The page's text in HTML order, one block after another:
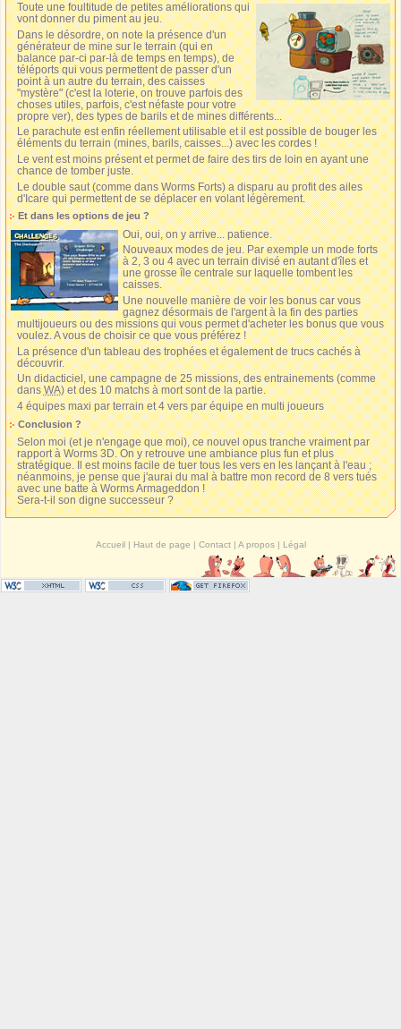
Toute une foultitude de petites améliorations qui
vont donner du piment au jeu.
Dans le désordre, on note la présence d'un
générateur de mine sur le terrain (qui en
balance par-ci par-là de temps en temps), de
téléports qui vous permettent de passer d'un
point à un autre du terrain, des caisses
"mystère" (c'est la loterie, on trouve parfois des
choses utiles, parfois, c'est néfaste pour votre
propre ver), des types de barils et de mines différents...
Le parachute est enfin réellement utilisable et il est possible de bouger les
éléments du terrain (mines, barils, caisses...) avec les cordes !
Le vent est moins présent et permet de faire des tirs de loin en ayant une
chance de tomber juste.
Le double saut (comme dans Worms Forts) a disparu au profit des ailes
d'Icare qui permettent de se déplacer en volant légèrement.
Et dans les options de jeu ?
Oui, oui, on y arrive... patience.
Nouveaux modes de jeu. Par exemple un mode forts
à 2, 3 ou 4 avec un terrain divisé en autant d'îles et
une grosse île centrale sur laquelle tombent les
caisses.
Une nouvelle manière de voir les bonus car vous
gagnez désormais de l'argent à la fin des parties
multijoueurs ou des missions qui vous permet d'acheter les bonus que vous
voulez. A vous de choisir ce que vous préférez !
La présence d'un tableau des trophées et également de trucs cachés à
découvrir.
Un didacticiel, une campagne de 25 missions, des entrainements (comme
dansWA) et des 10 matchs à mort sont de la partie.
4 équipes maxi par terrain et 4 vers par équipe en multi joueurs
Conclusion ?
Selon moi (et je n'engage que moi), ce nouvel opus tranche vraiment par
rapport à Worms 3D. On y retrouve une ambiance plus fun et plus
stratégique. Il est moins facile de tuer tous les vers en les lançant à l'eau ;
néanmoins, je pense que j'aurai du mal à battre mon record de 8 vers tués
avec une batte à Worms Armageddon !
Sera-t-il son digne successeur ?
Accueil| Haut de page | Contact| A propos| Légal